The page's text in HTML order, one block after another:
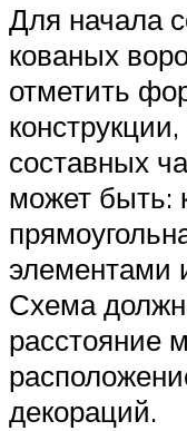
Для начала
кованых
отметить
составных
может быть:
элементами
Схема
расстояние
декораций.